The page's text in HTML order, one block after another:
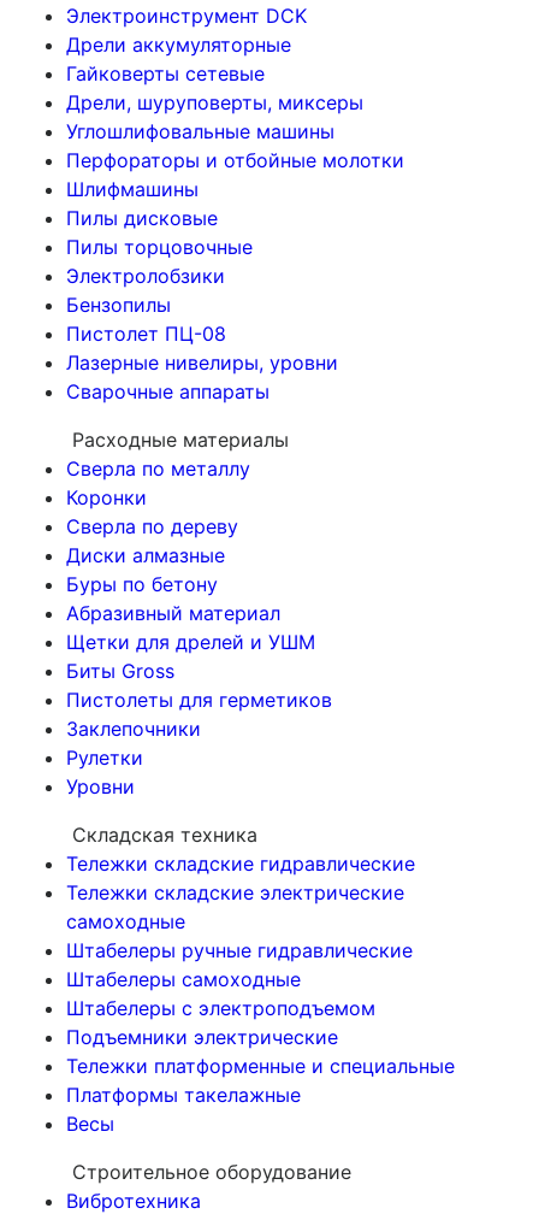
Электроинструмент DCK
Дрели аккумуляторные
Гайковерты сетевые
Дрели, шуруповерты, миксеры
Углошлифовальные машины
Перфораторы и отбойные молотки
Шлифмашины
Пилы дисковые
Пилы торцовочные
Электролобзики
Бензопилы
Пистолет ПЦ-08
Лазерные нивелиры, уровни
Сварочные аппараты
Расходные материалы
Сверла по металлу
Коронки
Сверла по дереву
Диски алмазные
Буры по бетону
Абразивный материал
Щетки для дрелей и УШМ
Биты Gross
Пистолеты для герметиков
Заклепочники
Рулетки
Уровни
Складская техника
Тележки складские гидравлические
Тележки складские электрические
самоходные
Штабелеры ручные гидравлические
Штабелеры самоходные
Штабелеры с электроподъемом
Подъемники электрические
Тележки платформенные и специальные
Платформы такелажные
Весы
Строительное оборудование
Вибротехника